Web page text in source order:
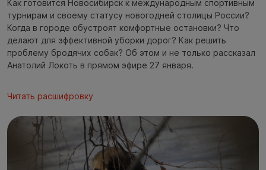
Как готовится Новосибирск к международным спортивным
турнирам и своему статусу новогодней столицы России?
Когда в городе обустроят комфортные остановки? Что
делают для эффективной уборки дорог? Как решить
проблему бродячих собак? Об этом и не только рассказал
Анатолий Локоть в прямом эфире 27 января.
Читать расшифровку